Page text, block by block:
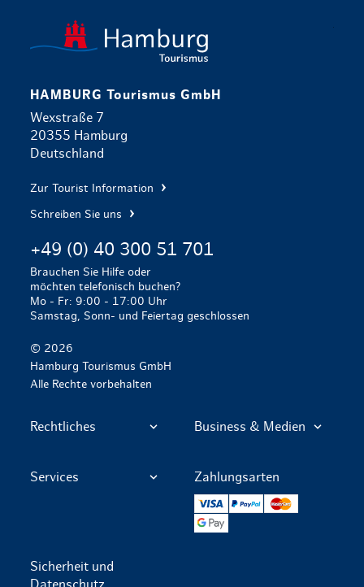
HAMBURG Tourismus GmbH
Wexstraße 7
20355 Hamburg
Deutschland
Zur Tourist Information
Schreiben Sie uns
+49 (0) 40 300 51 701
Brauchen Sie Hilfe oder
möchten telefonisch buchen?
Mo - Fr: 9:00 - 17:00 Uhr
Samstag, Sonn- und Feiertag geschlossen
© 2026
Hamburg Tourismus GmbH
Alle Rechte vorbehalten
Rechtliches Business & Medien
Services Zahlungsarten
PayPal
Sicherheit und